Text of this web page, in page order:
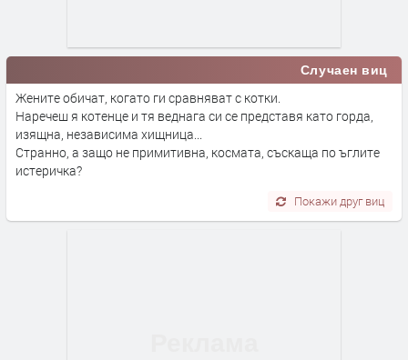
Случаен виц
Жените обичат, когато ги сравняват с котки.
Наречеш я котенце и тя веднага си се представя като горда,
изящна, независима хищница...
Странно, а защо не примитивна, космата, съскаща по ъглите
истеричка?
Покажи друг виц